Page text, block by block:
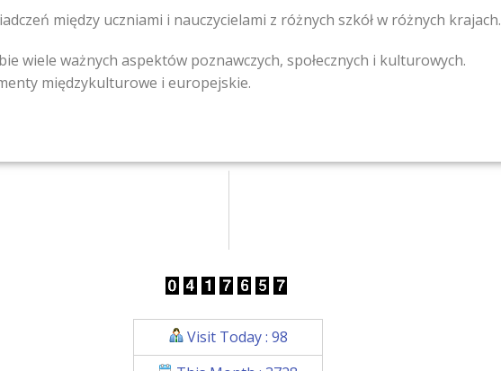
między uczniami i nauczycielami z różnych szkół w różnych krajach.
wiele ważnych aspektów poznawczych, społecznych i kulturowych.
międzykulturowe i europejskie.
Visit Today : 98